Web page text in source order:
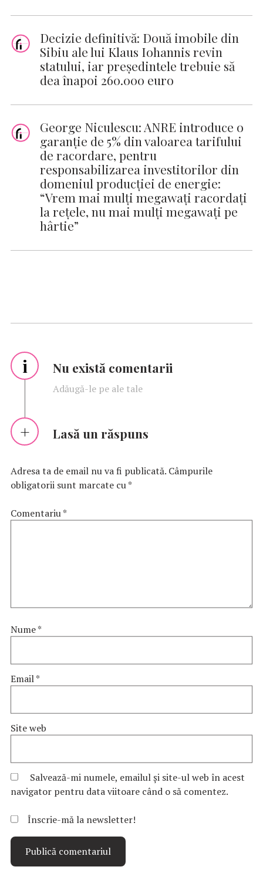
Decizie definitivă: Două imobile din
Sibiu ale lui Klaus Iohannis revin
statului, iar președintele trebuie să
dea înapoi 260.000 euro
George Niculescu: ANRE introduce o
garanție de 5% din valoarea tarifului
de racordare, pentru
responsabilizarea investitorilor din
domeniul producției de energie:
“Vrem mai mulți megawați racordați
la rețele, nu mai mulți megawați pe
hârtie”
i Nu există comentarii
Adăugă-le pe ale tale
Lasă un răspuns
Adresa ta de email nu va fi publicată. Câmpurile
obligatorii sunt marcate cu*
Comentariu*
Nume*
Email*
Site web
Salvează-mi numele, emailul și site-ul web în acest
navigator pentru data viitoare când o să comentez.
Înscrie-mă la newsletter!